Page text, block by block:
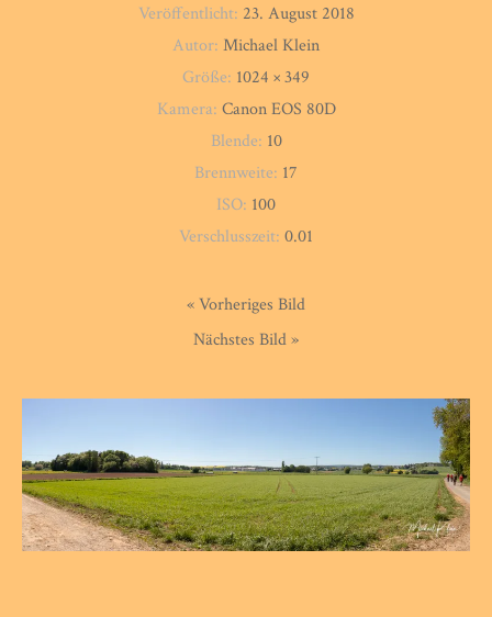
Veröffentlicht: 23. August 2018
Autor: Michael Klein
Größe: 1024 × 349
Kamera: Canon EOS 80D
Blende: 10
Brennweite: 17
ISO: 100
Verschlusszeit: 0.01
« Vorheriges Bild
Nächstes Bild »